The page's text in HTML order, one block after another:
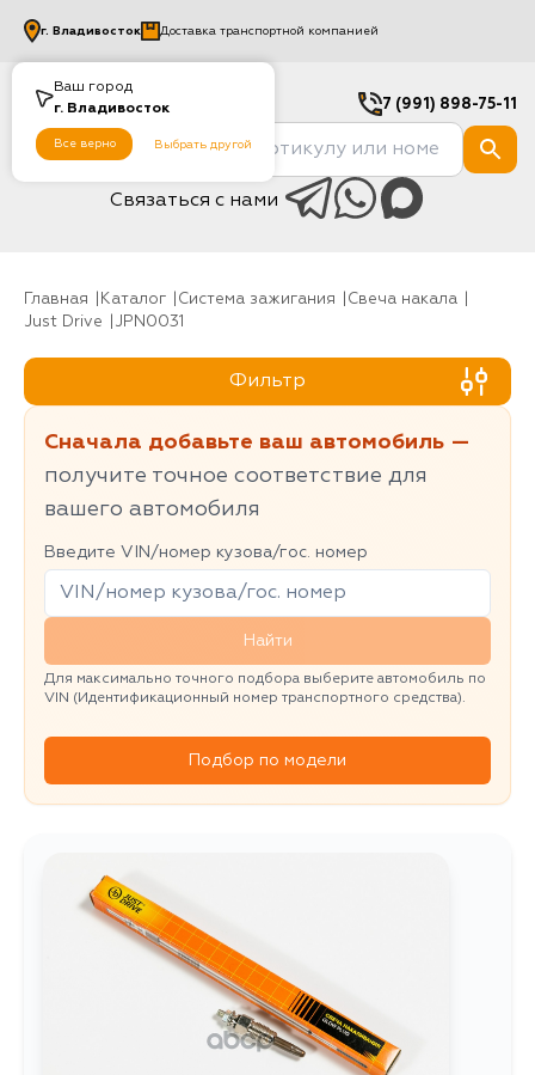
Ваш город
г. Владивосток
Все верно Выбрать другой
г. Владивосток Доставка транспортной компанией
7 (991) 898-75-11
Связаться с нами
Главная Каталог Система зажигания
Свеча накала
Just Drive
JPN0031
Фильтр
Сначала добавьте ваш автомобиль —
получите точное соответствие для
вашего автомобиля
Введите VIN/номер кузова/гос. номер
Найти
Для максимально точного подбора выберите автомобиль по
VIN (Идентификационный номер транспортного средства).
Подбор по модели